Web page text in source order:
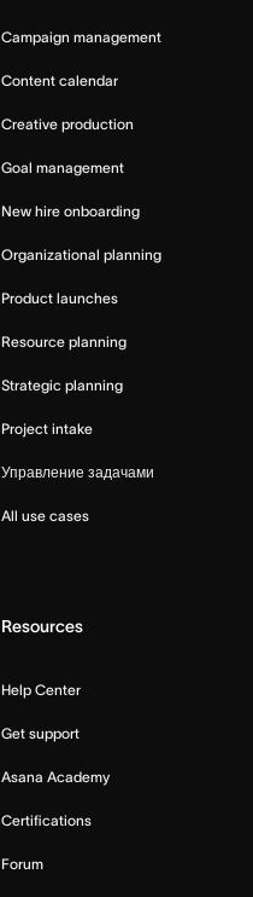
Campaign management
Content calendar
Creative production
Goal management
New hire onboarding
Organizational planning
Product launches
Resource planning
Strategic planning
Project intake
Управление задачами
All use cases
Resources
Help Center
Get support
Asana Academy
Certifications
Forum